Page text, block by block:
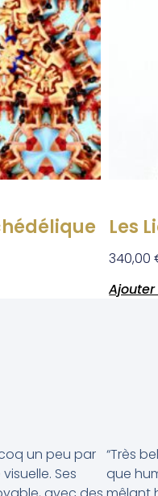
Les
340,00
un peu par
Ses
“Très
que